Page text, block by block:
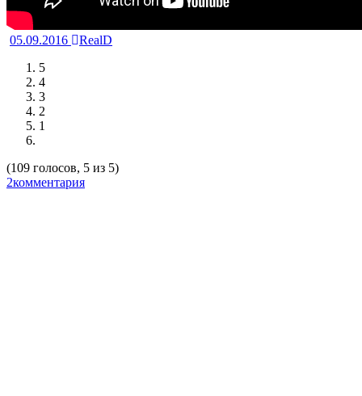
05.09.2016
RealD
5
4
3
2
1
(109 голосов, 5 из 5)
2комментария